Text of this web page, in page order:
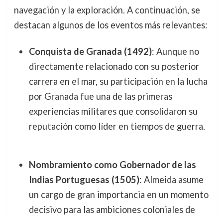
navegación y la exploración. A continuación, se
destacan algunos de los eventos más relevantes:
Conquista de Granada (1492): Aunque no
directamente relacionado con su posterior
carrera en el mar, su participación en la lucha
por Granada fue una de las primeras
experiencias militares que consolidaron su
reputación como líder en tiempos de guerra.
Nombramiento como Gobernador de las
Indias Portuguesas (1505): Almeida asume
un cargo de gran importancia en un momento
decisivo para las ambiciones coloniales de